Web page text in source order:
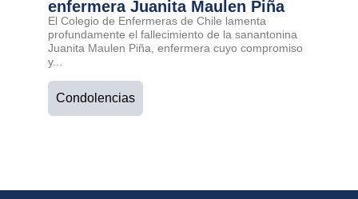
enfermera Juanita Maulen Piña
El Colegio de Enfermeras de Chile lamenta
profundamente el fallecimiento de la sanantonina
Juanita Maulen Piña, enfermera cuyo compromiso
y...
Condolencias